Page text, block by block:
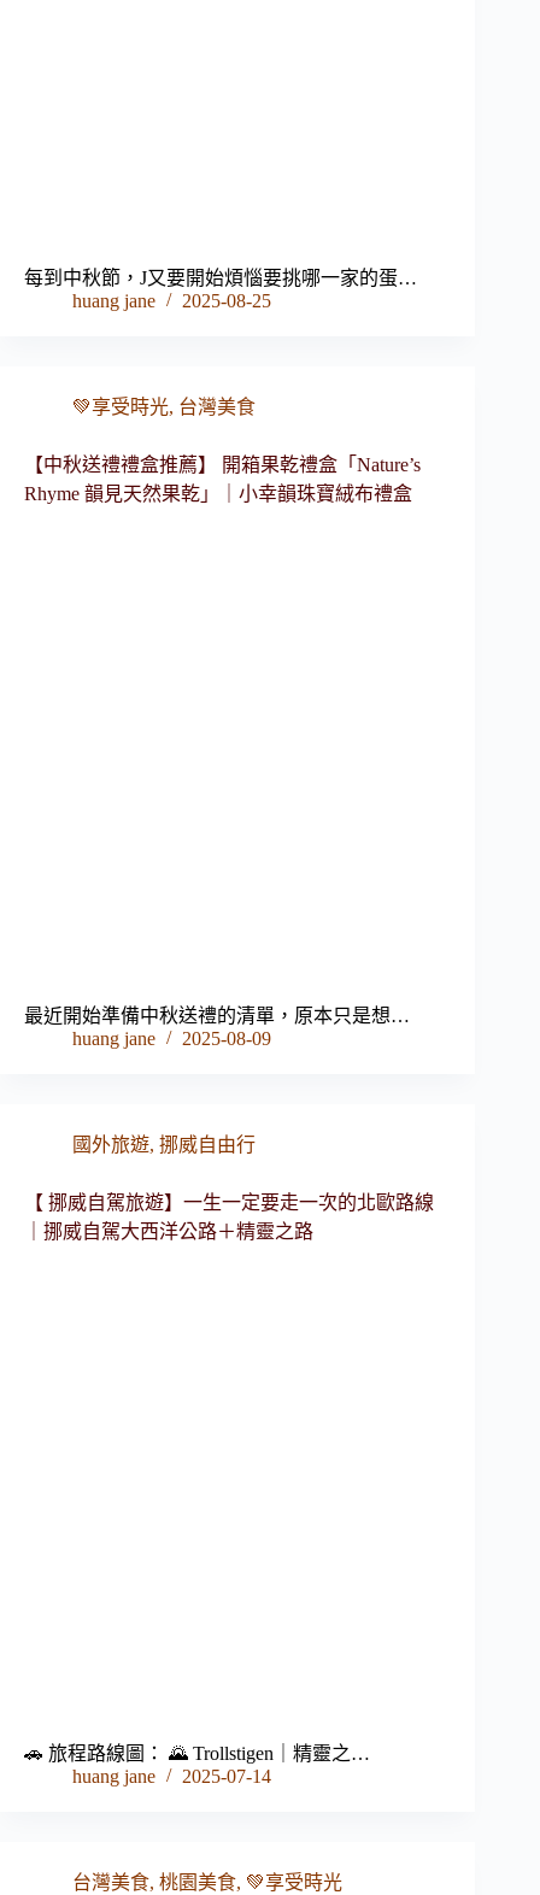
每到中秋節，J又要開始煩惱要挑哪一家的蛋…
huang jane
2025-08-25
💚享受時光, 台灣美食
【中秋送禮禮盒推薦】 開箱果乾禮盒「Nature’s
Rhyme 韻見天然果乾」｜小幸韻珠寶絨布禮盒
最近開始準備中秋送禮的清單，原本只是想…
huang jane
2025-08-09
國外旅遊, 挪威自由行
【 挪威自駕旅遊】一生一定要走一次的北歐路線
｜挪威自駕大西洋公路＋精靈之路
🚗 旅程路線圖： 🌄 Trollstigen｜精靈之…
huang jane
2025-07-14
台灣美食, 桃園美食, 💚享受時光